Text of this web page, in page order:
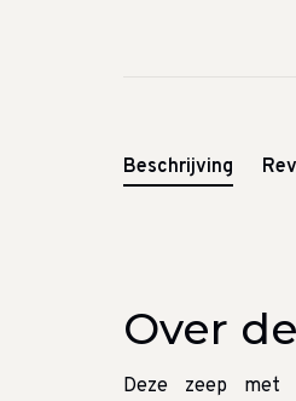
Beschrijving
Over
Deze zeep